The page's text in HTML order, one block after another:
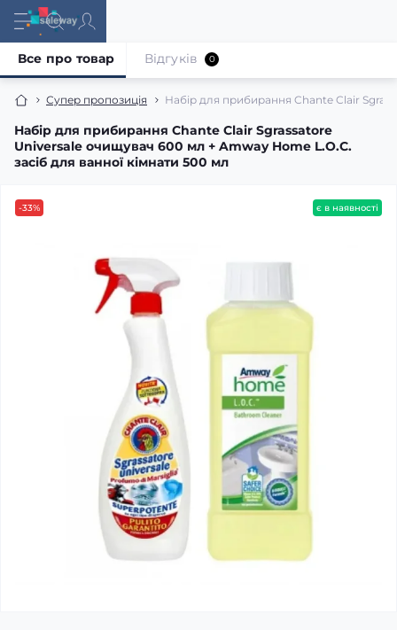
Супер пропозиція Набір для прибирання Chante Clair
Набір для прибирання Chante Clair Sgrassatore
Universale очищувач 600 мл + Amway Home L.O.C.
засіб для ванної кімнати 500 мл
Все про товар Відгуків 0
-33% є в наявності